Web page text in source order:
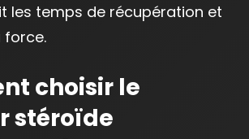
les temps de récupération et
force.
choisir le
stéroïde